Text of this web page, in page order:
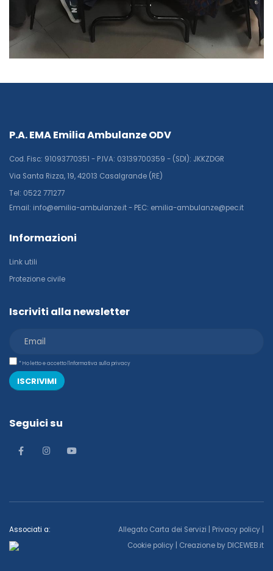
P.A. EMA Emilia Ambulanze ODV
Cod. Fisc: 91093770351 - P.IVA: 03139700359 - (SDI): JKKZDGR
Via Santa Rizza, 19, 42013 Casalgrande (RE)
Tel: 0522 771277
Email: info@emilia-ambulanze.it - PEC: emilia-ambulanze@pec.it
Informazioni
Link utili
Protezione civile
Iscriviti alla newsletter
* Ho letto e accetto l'informativa sulla privacy
ISCRIVIMI
Seguici su
Associati a: Allegato Carta dei Servizi Privacy policy|
Cookie policy| Creazione by DICEWEB.it